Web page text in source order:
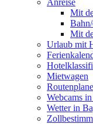
Anreise
Mit
Mit
Urlaub mit
Mietwagen
Webcams
Wetter in